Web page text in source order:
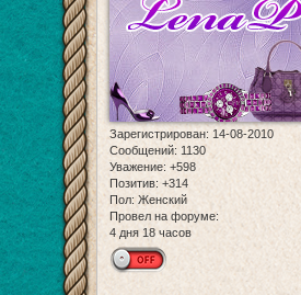
Зарегистрирован: 14-08-2010
Сообщений: 1130
Уважение: +598
Позитив: +314
Пол: Женский
Провел на форуме:
4 дня 18 часов